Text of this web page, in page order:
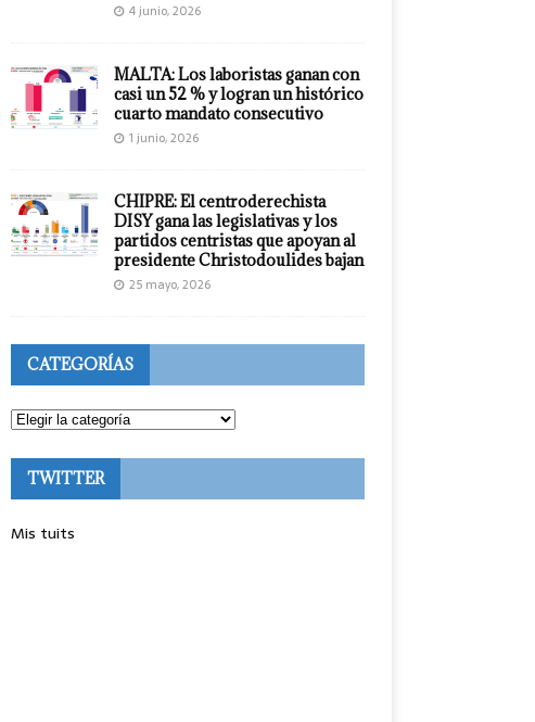
4 junio, 2026
MALTA: Los laboristas ganan con
casi un 52 % y logran un histórico
cuarto mandato consecutivo
1 junio, 2026
CHIPRE: El centroderechista
DISY gana las legislativas y los
partidos centristas que apoyan al
presidente Christodoulides bajan
25 mayo, 2026
CATEGORÍAS
TWITTER
Mis tuits